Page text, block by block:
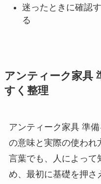
迷ったときに確認
る
アンティーク家具
すく整理
アンティーク家具 準
の意味と実際の使われ
言葉でも、人によって
め、最初に基礎を押さ